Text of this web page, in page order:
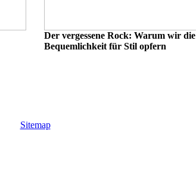
Der vergessene Rock: Warum wir die
Bequemlichkeit für Stil opfern
Sitemap